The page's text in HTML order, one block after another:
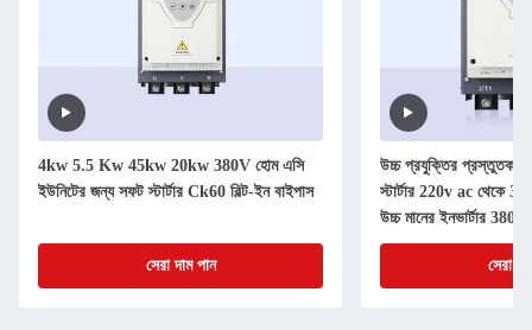
4kw 5.5 Kw 45kw 20kw 380V হোম এসি
ইউনিটের জন্য সফট স্টার্টার Ck60 বিল্ট-ইন বাইপাস
সেরা দাম পান
উচ্চ প্রযুক্তির
স্টার্টার 220v ac থেকে
উচ্চ মানের ইনভার্টার
সেরা